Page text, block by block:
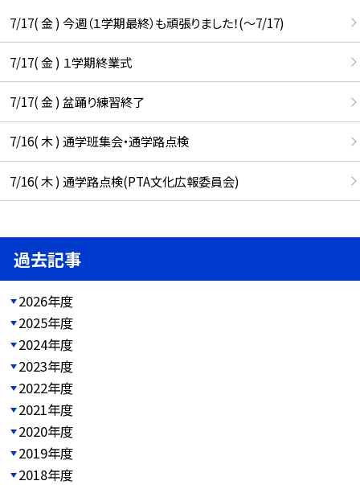
7/17( 金 ) 今週（１学期最終）も頑張りました！(〜7/17)
7/17( 金 ) １学期終業式
7/17( 金 ) 盆踊り練習終了
7/16( 木 ) 通学班集会・通学路点検
7/16( 木 ) 通学路点検(PTA文化広報委員会)
過去記事
2026年度
2025年度
2024年度
2023年度
2022年度
2021年度
2020年度
2019年度
2018年度